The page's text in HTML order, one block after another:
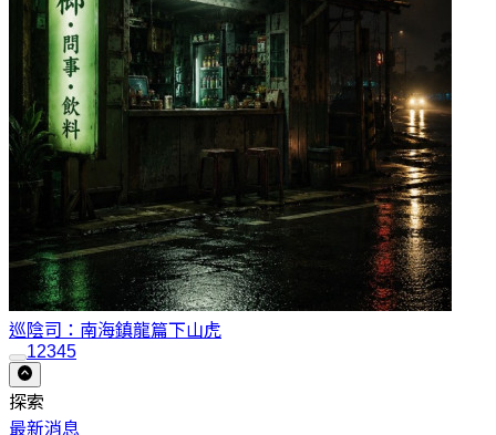
巡陰司：南海鎮龍篇下山虎
12345
探索
最新消息